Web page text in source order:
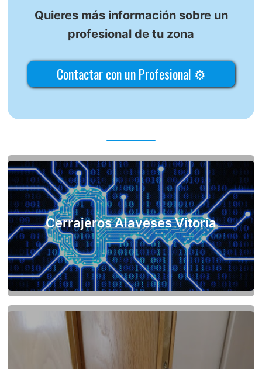
Quieres más información sobre un
profesional de tu zona
Contactar con un Profesional ⚙
Cerrajeros Alaveses Vitoria